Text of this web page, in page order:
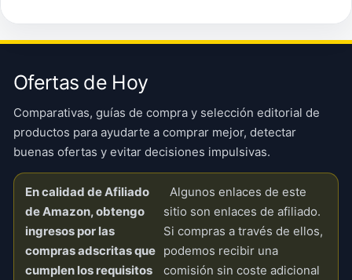
Ofertas de Hoy
Comparativas, guías de compra y selección editorial de
productos para ayudarte a comprar mejor, detectar
buenas ofertas y evitar decisiones impulsivas.
En calidad de Afiliado
de Amazon, obtengo
ingresos por las
compras adscritas que
cumplen los requisitos
Algunos enlaces de este
sitio son enlaces de afiliado.
Si compras a través de ellos,
podemos recibir una
comisión sin coste adicional